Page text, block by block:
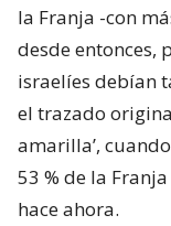
la Franja -con
desde entonces,
israelíes debían
el trazado
amarilla’,
53 % de la
hace ahora.